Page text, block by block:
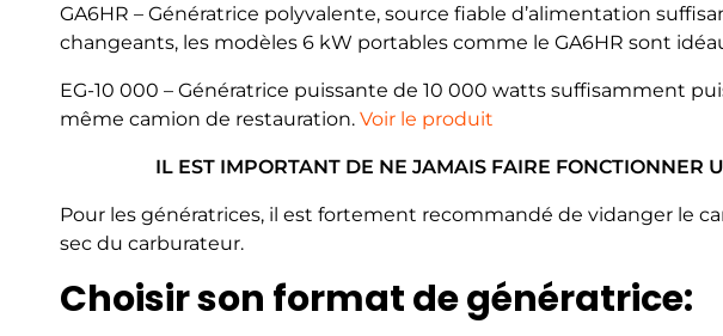
GA6HR – Génératrice polyvalente, source fiable d’alimentation
changeants, les modèles 6 kW portables comme le GA6HR sont
EG-10 000 – Génératrice puissante de 10 000 watts suffisamment
même camion de restauration.Voir le produit
IL EST IMPORTANT DE NE JAMAIS FAIRE FONCTIONNER
Pour les génératrices, il est fortement recommandé de vidanger le
sec du carburateur.
Choisir son format de génératrice: